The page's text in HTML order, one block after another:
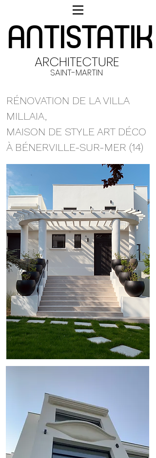
ANTISTATIK
ANTISTATIK
ARCHITECTURE
SAINT-MARTIN
RÉNOVATION DE LA VILLA
MILLAIA,
MAISON DE STYLE ART DÉCO
À BÉNERVILLE-SUR-MER (14)